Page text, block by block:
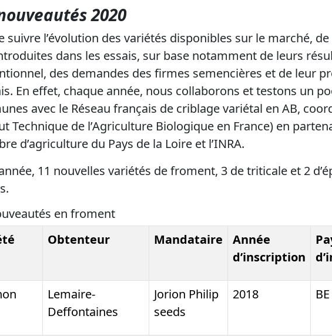
2020
suivre l’évolution des variétés disponibles sur le marché,
dans les essais, sur base notamment de leurs
des demandes des firmes semencières et de leur
En effet, chaque année, nous collaborons et testons un
avec le Réseau français de criblage variétal en AB,
Technique de l’Agriculture Biologique en France) en
d’agriculture du Pays de la Loire et l’INRA.
11 nouvelles variétés de froment, 3 de triticale et 2
en froment
Obtenteur Mandataire
Année
d’inscription
Lemaire-
Deffontaines
Jorion Philip
seeds
2018 BE